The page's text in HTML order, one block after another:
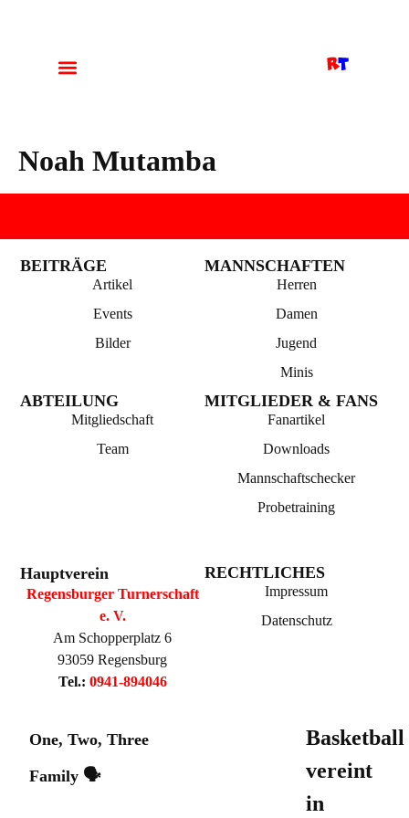
Noah Mutamba
BEITRÄGE
Artikel
Events
Bilder
MANNSCHAFTEN
Herren
Damen
Jugend
Minis
ABTEILUNG
Mitgliedschaft
Team
MITGLIEDER & FANS
Fanartikel
Downloads
Mannschaftschecker
Probetraining
Hauptverein
Regensburger Turnerschaft
e. V.
Am Schopperplatz 6
93059 Regensburg
Tel.: 0941-894046
RECHTLICHES
Impressum
Datenschutz
One, Two, Three
Family 🗣️
Basketball
vereint
in